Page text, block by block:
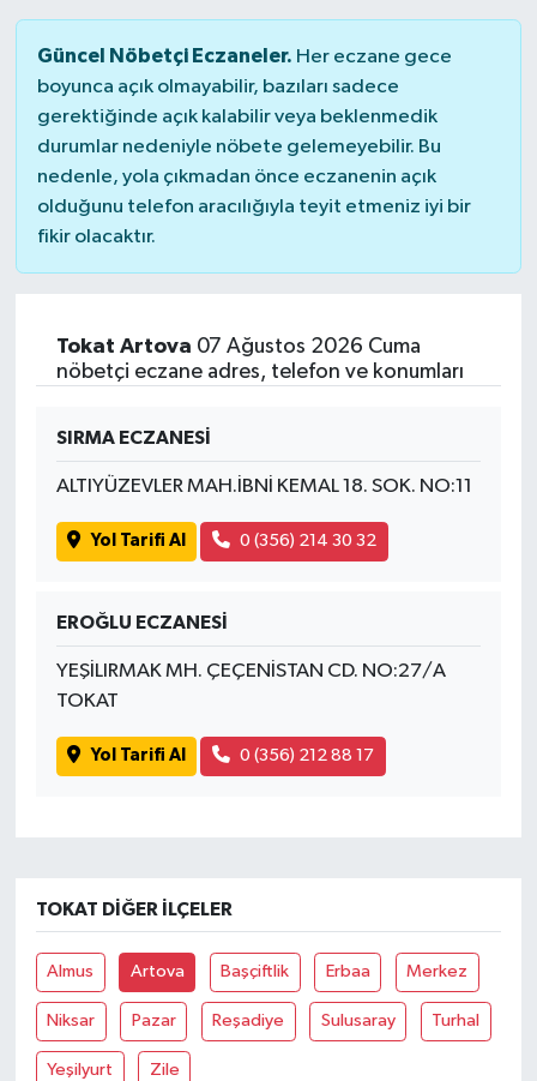
Güncel Nöbetçi Eczaneler. Her eczane gece
boyunca açık olmayabilir, bazıları sadece
gerektiğinde açık kalabilir veya beklenmedik
durumlar nedeniyle nöbete gelemeyebilir. Bu
nedenle, yola çıkmadan önce eczanenin açık
olduğunu telefon aracılığıyla teyit etmeniz iyi bir
fikir olacaktır.
Tokat Artova 07 Ağustos 2026 Cuma
nöbetçi eczane adres, telefon ve konumları
SIRMA ECZANESİ
ALTIYÜZEVLER MAH.İBNİ KEMAL 18. SOK. NO:11
Yol Tarifi Al 0 (356) 214 30 32
EROĞLU ECZANESİ
YEŞİLIRMAK MH. ÇEÇENİSTAN CD. NO:27/A
TOKAT
Yol Tarifi Al 0 (356) 212 88 17
TOKAT DIĞER İLÇELER
Almus Artova Başçiftlik Erbaa Merkez
Niksar Pazar Reşadiye Sulusaray Turhal
Yeşilyurt Zile